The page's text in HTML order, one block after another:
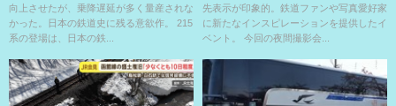
向上させたが、乗降遅延が多く量産されな
かった。日本の鉄道史に残る意欲作。 215
系の登場は、日本の鉄...
先表示が印象的。鉄道ファンや写真愛好家
に新たなインスピレーションを提供したイ
ベント。 今回の夜間撮影会...